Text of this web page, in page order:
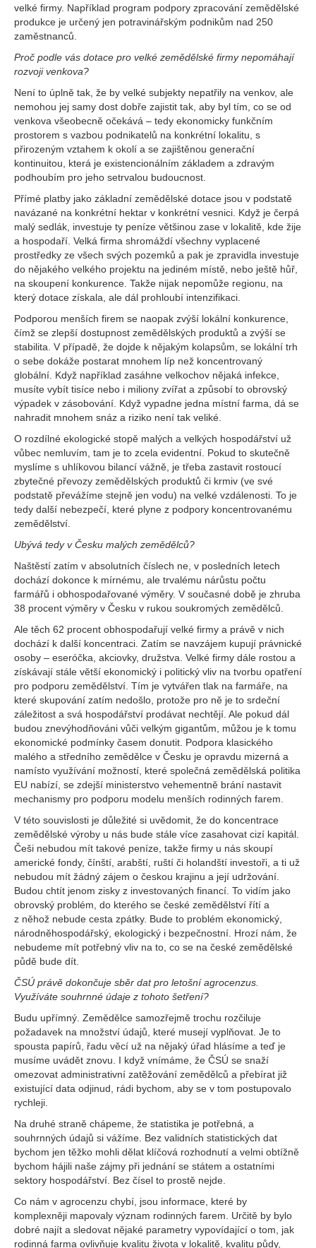
velké firmy. Například program podpory zpracování zemědělské
produkce je určený jen potravinářským podnikům nad 250
zaměstnanců.
Proč podle vás dotace pro velké zemědělské firmy nepomáhají
rozvoji venkova?
Není to úplně tak, že by velké subjekty nepatřily na venkov, ale
nemohou jej samy dost dobře zajistit tak, aby byl tím, co se od
venkova všeobecně očekává – tedy ekonomicky funkčním
prostorem s vazbou podnikatelů na konkrétní lokalitu, s
přirozeným vztahem k okolí a se zajištěnou generační
kontinuitou, která je existencionálním základem a zdravým
podhoubím pro jeho setrvalou budoucnost.
Přímé platby jako základní zemědělské dotace jsou v podstatě
navázané na konkrétní hektar v konkrétní vesnici. Když je čerpá
malý sedlák, investuje ty peníze většinou zase v lokalitě, kde žije
a hospodaří. Velká firma shromáždí všechny vyplacené
prostředky ze všech svých pozemků a pak je zpravidla investuje
do nějakého velkého projektu na jediném místě, nebo ještě hůř,
na skoupení konkurence. Takže nijak nepomůže regionu, na
který dotace získala, ale dál prohloubí intenzifikaci.
Podporou menších firem se naopak zvýší lokální konkurence,
čímž se zlepší dostupnost zemědělských produktů a zvýší se
stabilita. V případě, že dojde k nějakým kolapsům, se lokální trh
o sebe dokáže postarat mnohem líp než koncentrovaný
globální. Když například zasáhne velkochov nějaká infekce,
musíte vybít tisíce nebo i miliony zvířat a způsobí to obrovský
výpadek v zásobování. Když vypadne jedna místní farma, dá se
nahradit mnohem snáz a riziko není tak veliké.
O rozdílné ekologické stopě malých a velkých hospodářství už
vůbec nemluvím, tam je to zcela evidentní. Pokud to skutečně
myslíme s uhlíkovou bilancí vážně, je třeba zastavit rostoucí
zbytečné převozy zemědělských produktů či krmiv (ve své
podstatě převážíme stejně jen vodu) na velké vzdálenosti. To je
tedy další nebezpečí, které plyne z podpory koncentrovanému
zemědělství.
Ubývá tedy v Česku malých zemědělců?
Naštěstí zatím v absolutních číslech ne, v posledních letech
dochází dokonce k mírnému, ale trvalému nárůstu počtu
farmářů i obhospodařované výměry. V současné době je zhruba
38 procent výměry v Česku v rukou soukromých zemědělců.
Ale těch 62 procent obhospodařují velké firmy a právě v nich
dochází k další koncentraci. Zatím se navzájem kupují právnické
osoby – eseróčka, akciovky, družstva. Velké firmy dále rostou a
získávají stále větší ekonomický i politický vliv na tvorbu opatření
pro podporu zemědělství. Tím je vytvářen tlak na farmáře, na
které skupování zatím nedošlo, protože pro ně je to srdeční
záležitost a svá hospodářství prodávat nechtějí. Ale pokud dál
budou znevýhodňováni vůči velkým gigantům, můžou je k tomu
ekonomické podmínky časem donutit. Podpora klasického
malého a středního zemědělce v Česku je opravdu mizerná a
namísto využívání možností, které společná zemědělská politika
EU nabízí, se zdejší ministerstvo vehementně brání nastavit
mechanismy pro podporu modelu menších rodinných farem.
V této souvislosti je důležité si uvědomit, že do koncentrace
zemědělské výroby u nás bude stále více zasahovat cizí kapitál.
Češi nebudou mít takové peníze, takže firmy u nás skoupí
americké fondy, čínští, arabští, ruští či holandští investoři, a ti už
nebudou mít žádný zájem o českou krajinu a její udržování.
Budou chtít jenom zisky z investovaných financí. To vidím jako
obrovský problém, do kterého se české zemědělství řítí a
z něhož nebude cesta zpátky. Bude to problém ekonomický,
národněhospodářský, ekologický i bezpečnostní. Hrozí nám, že
nebudeme mít potřebný vliv na to, co se na české zemědělské
půdě bude dít.
ČSÚ právě dokončuje sběr dat pro letošní agrocenzus.
Využíváte souhrnné údaje z tohoto šetření?
Budu upřímný. Zemědělce samozřejmě trochu rozčiluje
požadavek na množství údajů, které musejí vyplňovat. Je to
spousta papírů, řadu věcí už na nějaký úřad hlásíme a teď je
musíme uvádět znovu. I když vnímáme, že ČSÚ se snaží
omezovat administrativní zatěžování zemědělců a přebírat již
existující data odjinud, rádi bychom, aby se v tom postupovalo
rychleji.
Na druhé straně chápeme, že statistika je potřebná, a
souhrnných údajů si vážíme. Bez validních statistických dat
bychom jen těžko mohli dělat klíčová rozhodnutí a velmi obtížně
bychom hájili naše zájmy při jednání se státem a ostatními
sektory hospodářství. Bez čísel to prostě nejde.
Co nám v agrocenzu chybí, jsou informace, které by
komplexněji mapovaly význam rodinných farem. Určitě by bylo
dobré najít a sledovat nějaké parametry vypovídající o tom, jak
rodinná farma ovlivňuje kvalitu života v lokalitě, kvalitu půdy,